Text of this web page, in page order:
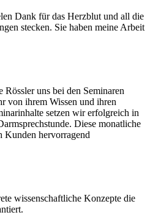
Dank für das Herzblut und all die
stecken. Sie haben meine Arbeit
uns bei den Seminaren
von ihrem Wissen und ihren
setzen wir erfolgreich in
Diese monatliche
Kunden hervorragend
wissenschaftliche Konzepte die